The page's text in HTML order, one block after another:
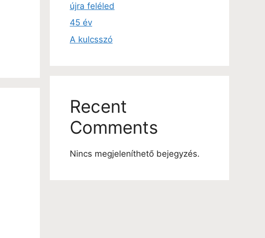
újra feléled
45 év
A kulcsszó
Recent
Comments
Nincs megjeleníthető bejegyzés.